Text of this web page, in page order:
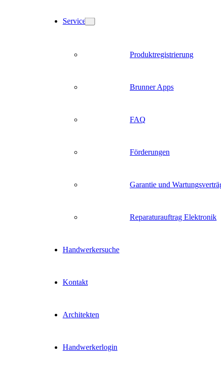
Service
Produktregistrierung
Brunner Apps
FAQ
Förderungen
Garantie und
Reparaturauftrag Elektronik
Handwerkersuche
Kontakt
Architekten
Handwerkerlogin